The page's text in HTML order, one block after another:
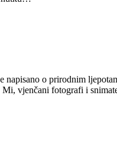
napisano o prirodnim
vjenčani fotografi i